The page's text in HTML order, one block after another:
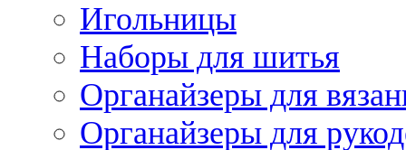
Игольницы
Наборы для шитья
Органайзеры для
Органайзеры для